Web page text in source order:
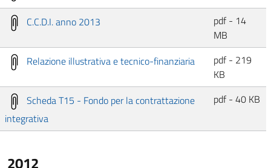
C.C.D.I. anno 2013
pdf - 14
MB
Relazione illustrativa e tecnico-finanziaria
pdf - 219
KB
Scheda T15 - Fondo per la contrattazione
integrativa
pdf - 40 KB
2012